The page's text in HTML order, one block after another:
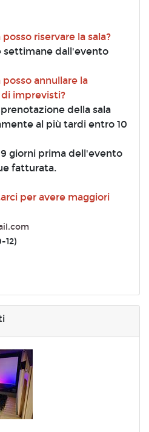
riservare la sala?
settimane dall'evento
annullare la
imprevisti?
della sala
al più tardi entro 10
giorni prima dell'evento
fatturata.
per avere maggiori
12)